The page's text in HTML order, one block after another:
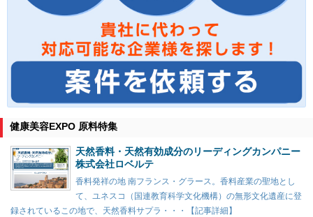
健康美容EXPO 原料特集
天然香料・天然有効成分のリーディングカンパニー
株式会社ロベルテ
香料発祥の地 南フランス・グラース。香料産業の聖地とし
て、ユネスコ（国連教育科学文化機構）の無形文化遺産に登
録されているこの地で、天然香料サプラ・・・【記事詳細】